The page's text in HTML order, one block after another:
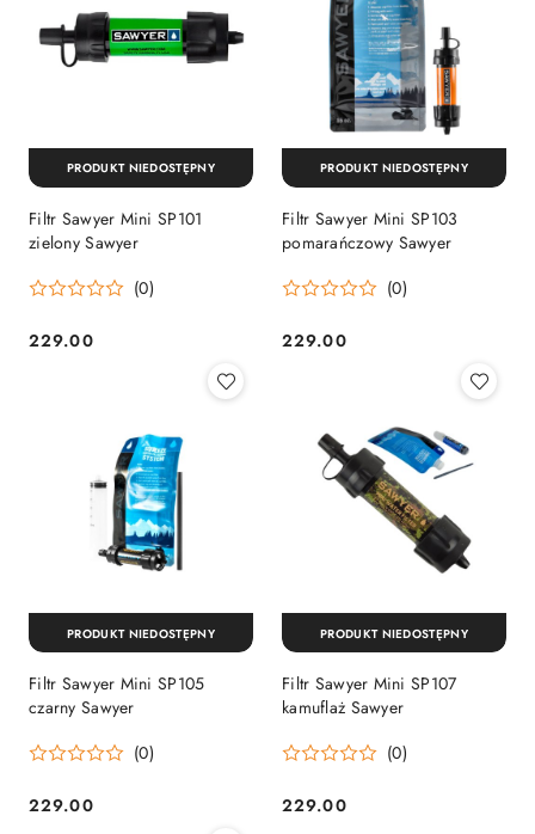
Filtr Sawyer Mini SP101
zielony Sawyer
(0)
Cena:
229.00
PRODUKT NIEDOSTĘPNY
Filtr Sawyer Mini SP103
pomarańczowy Sawyer
(0)
Cena:
229.00
PRODUKT NIEDOSTĘPNY
Filtr Sawyer Mini SP105
czarny Sawyer
(0)
Cena:
229.00
PRODUKT NIEDOSTĘPNY
Filtr Sawyer Mini SP107
kamuflaż Sawyer
(0)
Cena:
229.00
PRODUKT NIEDOSTĘPNY